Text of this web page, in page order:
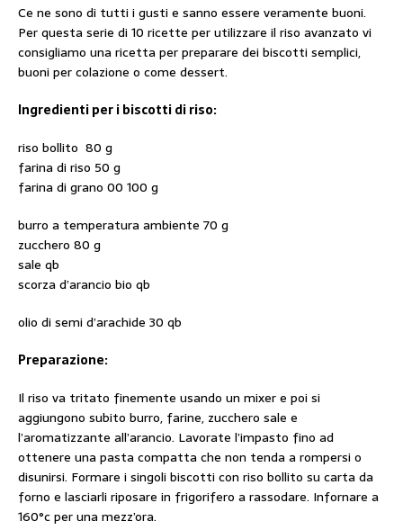
Ce ne sono di tutti i gusti e sanno essere veramente buoni.
Per questa serie di 10 ricette per utilizzare il riso avanzato vi
consigliamo una ricetta per preparare dei biscotti semplici,
buoni per colazione o come dessert.
Ingredienti per i biscotti di riso:
riso bollito 80 g
farina di riso 50 g
farina di grano 00 100 g
burro a temperatura ambiente 70 g
zucchero 80 g
sale qb
scorza d’arancio bio qb
olio di semi d’arachide 30 qb
Preparazione:
Il riso va tritato finemente usando un mixer e poi si
aggiungono subito burro, farine, zucchero sale e
l’aromatizzante all’arancio. Lavorate l’impasto fino ad
ottenere una pasta compatta che non tenda a rompersi o
disunirsi. Formare i singoli biscotti con riso bollito su carta da
forno e lasciarli riposare in frigorifero a rassodare. Infornare a
160°c per una mezz’ora.